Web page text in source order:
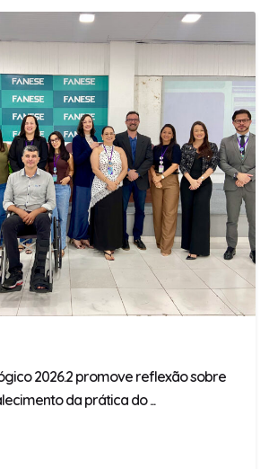
2026.2 promove reflexão sobre
da prática do ...